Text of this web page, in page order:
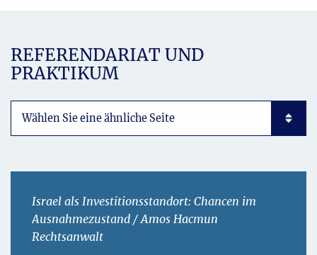
REFERENDARIAT UND
PRAKTIKUM
Israel als Investitionsstandort: Chancen im
Ausnahmezustand / Amos Hacmun
Rechtsanwalt